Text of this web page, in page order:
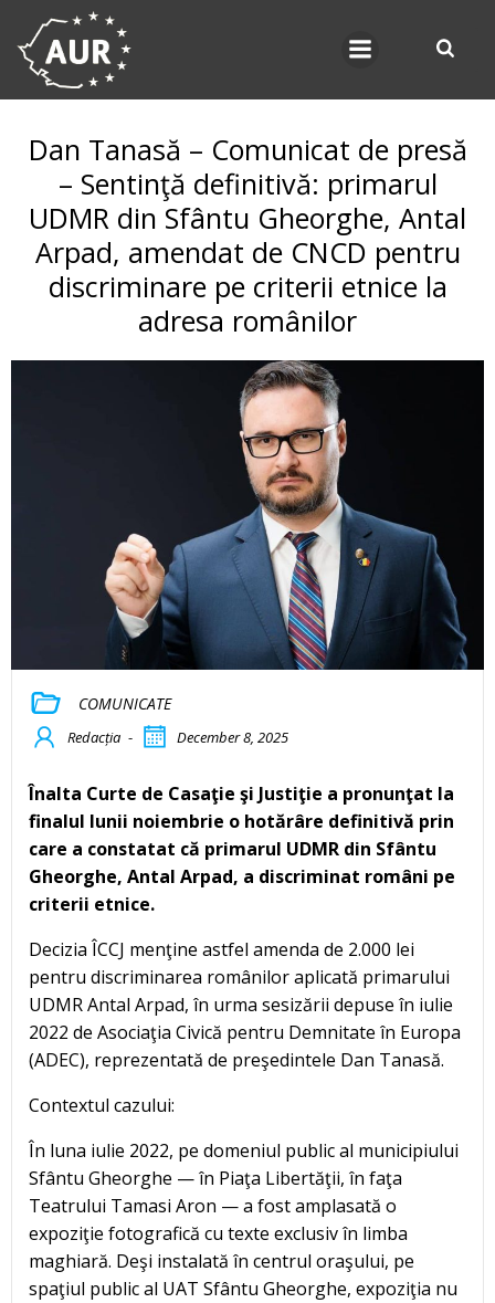
Dan Tanasă – Comunicat de presă
– Sentinţă definitivă: primarul
UDMR din Sfântu Gheorghe, Antal
Arpad, amendat de CNCD pentru
discriminare pe criterii etnice la
adresa românilor
COMUNICATE
Redacția - December 8, 2025
Înalta Curte de Casaţie şi Justiţie a pronunţat la
finalul lunii noiembrie o hotărâre definitivă prin
care a constatat că primarul UDMR din Sfântu
Gheorghe, Antal Arpad, a discriminat români pe
criterii etnice.
Decizia ÎCCJ menţine astfel amenda de 2.000 lei
pentru discriminarea românilor aplicată primarului
UDMR Antal Arpad, în urma sesizării depuse în iulie
2022 de Asociaţia Civică pentru Demnitate în Europa
(ADEC), reprezentată de preşedintele Dan Tanasă.
Contextul cazului:
În luna iulie 2022, pe domeniul public al municipiului
Sfântu Gheorghe — în Piaţa Libertăţii, în faţa
Teatrului Tamasi Aron — a fost amplasată o
expoziţie fotografică cu texte exclusiv în limba
maghiară. Deşi instalată în centrul oraşului, pe
spaţiul public al UAT Sfântu Gheorghe, expoziţia nu